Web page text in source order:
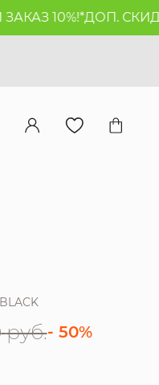
10%!*ДОП. СКИДКА
руб.- 50%